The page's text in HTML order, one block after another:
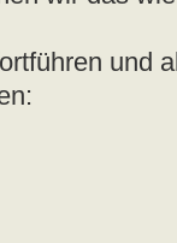
und